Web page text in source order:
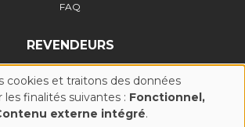
FAQ
REVENDEURS
-Politique Cookies (UE)
cookies et traitons des données
les finalités suivantes : Fonctionnel,
externe intégré.